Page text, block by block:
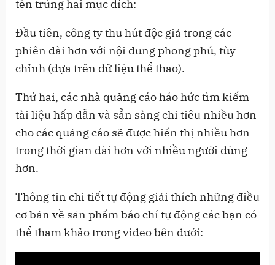
tên trúng hai mục đích:
Đầu tiên, công ty thu hút độc giả trong các
phiên dài hơn với nội dung phong phú, tùy
chỉnh (dựa trên dữ liệu thể thao).
Thứ hai, các nhà quảng cáo háo hức tìm kiếm
tài liệu hấp dẫn và sẵn sàng chi tiêu nhiều hơn
cho các quảng cáo sẽ được hiển thị nhiều hơn
trong thời gian dài hơn với nhiều người dùng
hơn.
Thông tin chi tiết tự động giải thích những điều
cơ bản về sản phẩm báo chí tự động các bạn có
thể tham khảo trong video bên dưới: